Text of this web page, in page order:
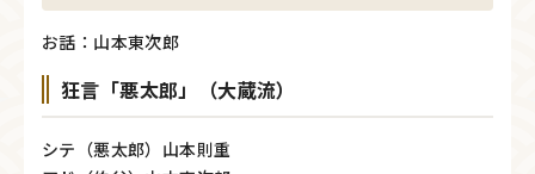
お話：山本東次郎
狂言「悪太郎」（大蔵流）
シテ（悪太郎）山本則重